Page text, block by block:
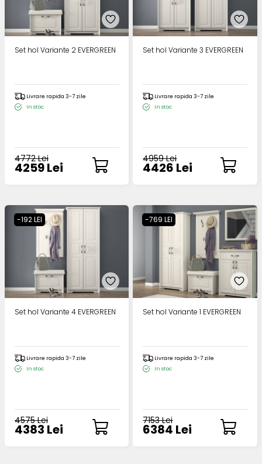
Set hol Variante 2 EVERGREEN
Livrare rapida 3-7 zile
In stoc
4772 Lei
4259 Lei
Set hol Variante 3 EVERGREEN
Livrare rapida 3-7 zile
In stoc
4959 Lei
4426 Lei
-192 LEI
Set hol Variante 4 EVERGREEN
Livrare rapida 3-7 zile
In stoc
4575 Lei
4383 Lei
-769 LEI
Set hol Variante 1 EVERGREEN
Livrare rapida 3-7 zile
In stoc
7153 Lei
6384 Lei